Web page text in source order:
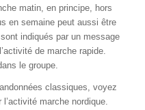
matin, en principe, hors
en semaine peut aussi être
indiqués par un message
de marche rapide.
le groupe.
classiques, voyez
marche nordique.